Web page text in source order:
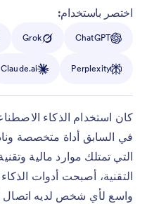
اختصر باستخدام:
ChatGPT
Grok
Perplexity
Claude.ai
في السابق أداة متخصصة
التي تمتلك موارد مالية
التقنية، أصبحت أدوات
واسع لأي شخص لديه اتصال